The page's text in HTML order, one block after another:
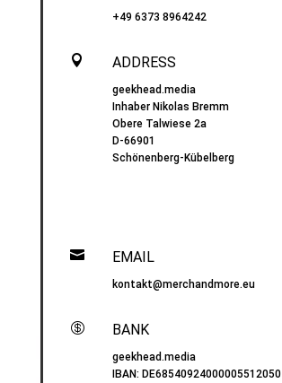
+49 6373 8964242
 ADDRESS
geekhead.media
Inhaber Nikolas Bremm
Obere Talwiese 2a
D-66901
Schönenberg-Kübelberg
 EMAIL
kontakt@merchandmore.eu
 BANK
geekhead.media
IBAN: DE68540924000005512050